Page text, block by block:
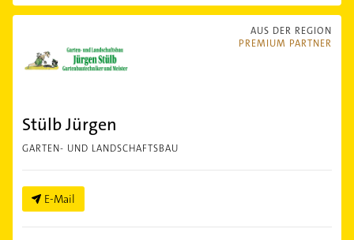
AUS DER REGION
PREMIUM PARTNER
Stülb Jürgen
GARTEN- UND LANDSCHAFTSBAU
E-Mail